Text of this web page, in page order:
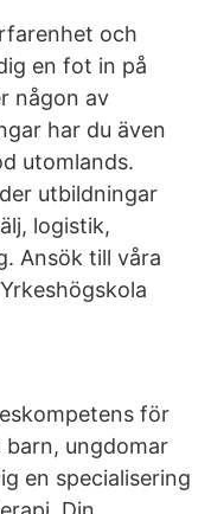
och
en fot in på
någon av
har du även
utomlands.
utbildningar
logistik,
Ansök till våra
för
barn, ungdomar
en specialisering